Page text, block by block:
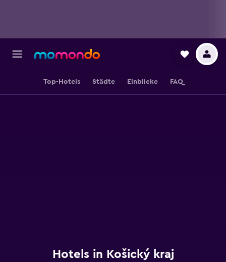
Top-Hotels Städte Einblicke FAQ
Hotels in Košický kraj